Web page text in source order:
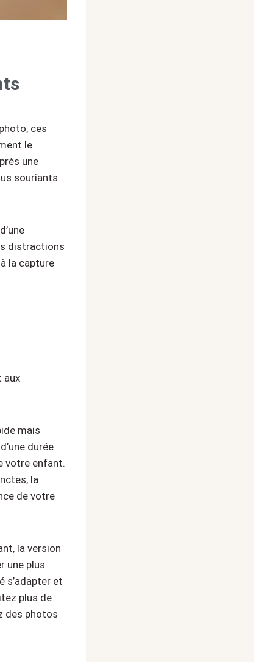
ces
le
une
souriants
distractions
la capture
aux
mais
durée
votre enfant.
la
de votre
la version
une plus
s’adapter et
plus de
des photos